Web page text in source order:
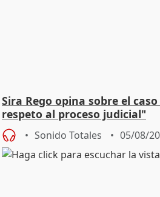
Sira Rego opina sobre el
respeto al proceso judicial"
Sonido Totales 05/08/